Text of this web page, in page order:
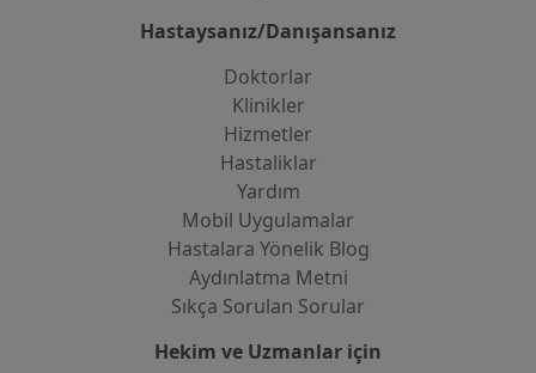
Hastaysanız/Danışansanız
Doktorlar
Klinikler
Hizmetler
Hastaliklar
Yardım
Mobil Uygulamalar
Hastalara Yönelik Blog
Aydınlatma Metni
Sıkça Sorulan Sorular
Hekim ve Uzmanlar için